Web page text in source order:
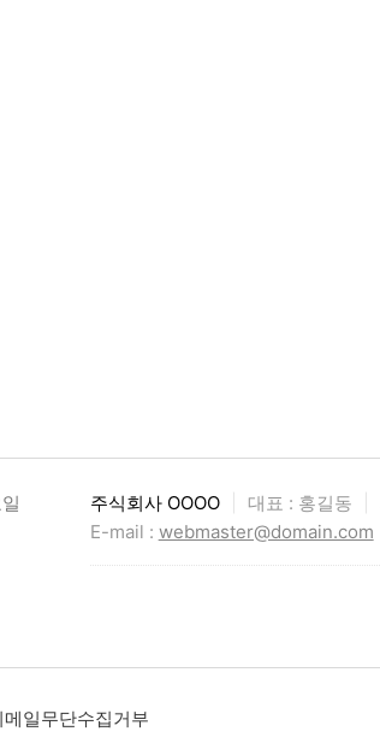
주식회사 OOOO 대표 : 홍길동
E-mail : webmaster@domain.com
메일무단수집거부